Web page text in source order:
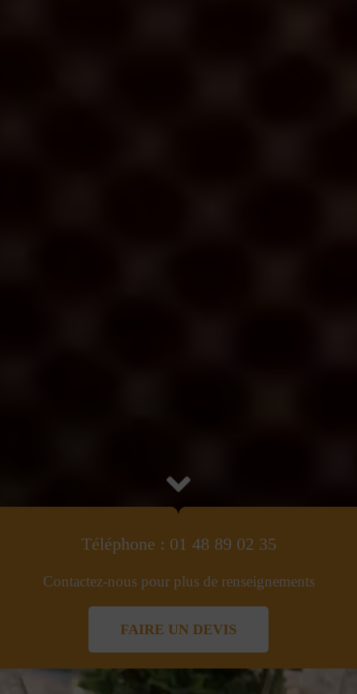
Téléphone : 01 48 89 02 35
Contactez-nous pour plus de renseignements
FAIRE UN DEVIS